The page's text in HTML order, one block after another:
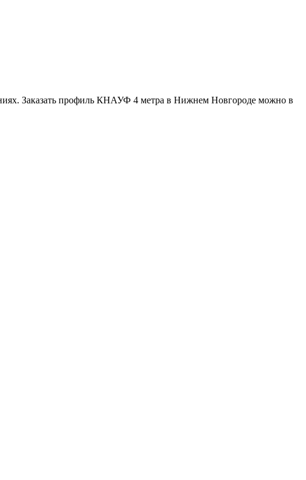
Заказать профиль КНАУФ 4 метра в Нижнем Новгороде можно в